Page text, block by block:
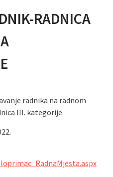
RADNICA
radnika na radnom
III. kategorije.